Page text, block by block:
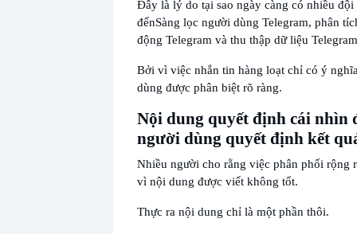
Đây là lý do tại sao ngày càng có nhiều đội
đếnSàng lọc người dùng Telegram, phân
động Telegram và thu thập dữ liệu
Bởi vì việc nhắn tin hàng loạt chỉ có ý
dùng được phân biệt rõ ràng.
Nội dung quyết định cái nhìn
người dùng quyết định kết
Nhiều người cho rằng việc phân phối rộng
vì nội dung được viết không tốt.
Thực ra nội dung chỉ là một phần thôi.